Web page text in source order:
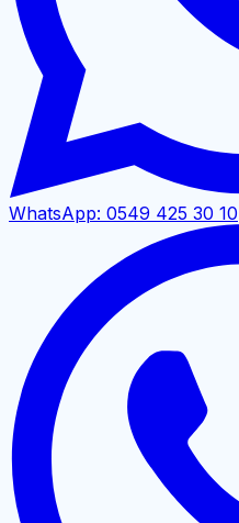
WhatsApp: 0549 425 30 10